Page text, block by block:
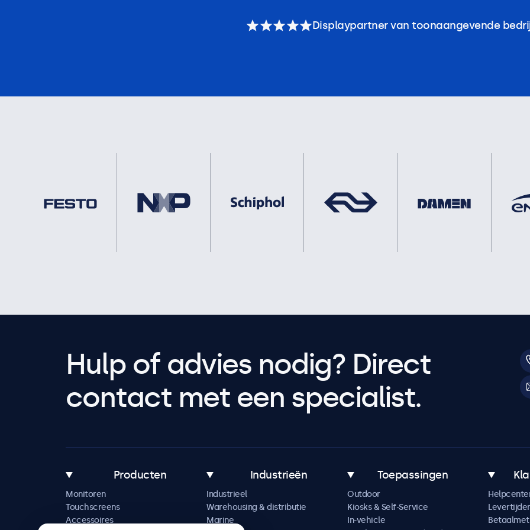
Displaypartner van toonaangevende
Hulp of advies nodig? Direct
contact met een specialist.
Producten
Monitoren
Touchscreens
Accessoires
Industrieën
Industrieel
Warehousing & distributie
Marine
Toepassingen
Outdoor
Kiosks & Self-Service
In-vehicle